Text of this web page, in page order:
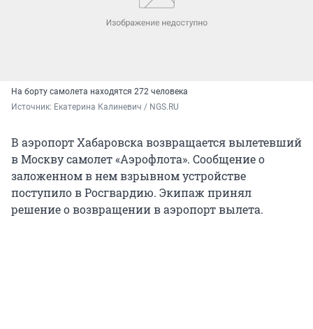
На борту самолета находятся 272 человека
Источник: Екатерина Калиневич / NGS.RU
В аэропорт Хабаровска возвращается вылетевший
в Москву самолет «Аэрофлота». Сообщение о
заложенном в нем взрывном устройстве
поступило в Росгвардию. Экипаж принял
решение о возвращении в аэропорт вылета.